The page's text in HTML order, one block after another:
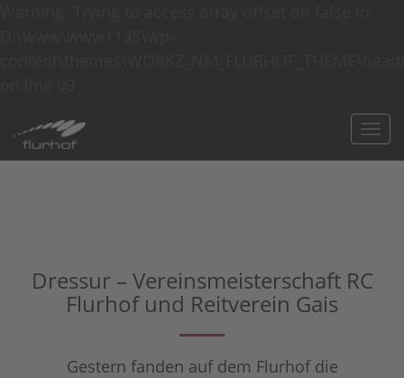
Dressur – Vereinsmeisterschaft RC
Flurhof und Reitverein Gais
Gestern fanden auf dem Flurhof die